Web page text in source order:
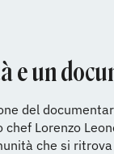
e un
del
chef Lorenzo
che si